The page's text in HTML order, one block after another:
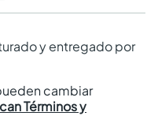
y entregado por
cambiar
Términos y